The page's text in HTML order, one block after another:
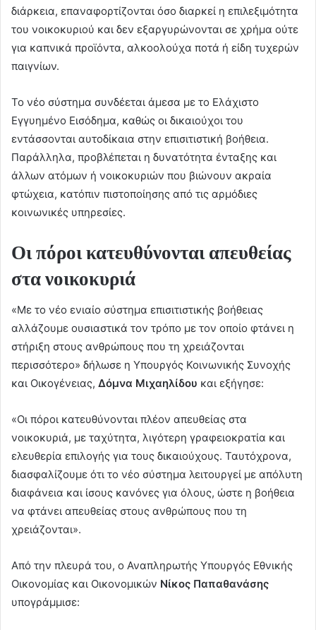
διάρκεια, επαναφορτίζονται όσο διαρκεί η επιλεξιμότητα
του νοικοκυριού και δεν εξαργυρώνονται σε χρήμα ούτε
για καπνικά προϊόντα, αλκοολούχα ποτά ή είδη τυχερών
παιγνίων.
Το νέο σύστημα συνδέεται άμεσα με το Ελάχιστο
Εγγυημένο Εισόδημα, καθώς οι δικαιούχοι του
εντάσσονται αυτοδίκαια στην επισιτιστική βοήθεια.
Παράλληλα, προβλέπεται η δυνατότητα ένταξης και
άλλων ατόμων ή νοικοκυριών που βιώνουν ακραία
φτώχεια, κατόπιν πιστοποίησης από τις αρμόδιες
κοινωνικές υπηρεσίες.
Οι πόροι κατευθύνονται απευθείας
στα νοικοκυριά
«Με το νέο ενιαίο σύστημα επισιτιστικής βοήθειας
αλλάζουμε ουσιαστικά τον τρόπο με τον οποίο φτάνει η
στήριξη στους ανθρώπους που τη χρειάζονται
περισσότερο» δήλωσε η Υπουργός Κοινωνικής Συνοχής
και Οικογένειας, Δόμνα Μιχαηλίδου και εξήγησε:
«Οι πόροι κατευθύνονται πλέον απευθείας στα
νοικοκυριά, με ταχύτητα, λιγότερη γραφειοκρατία και
ελευθερία επιλογής για τους δικαιούχους. Ταυτόχρονα,
διασφαλίζουμε ότι το νέο σύστημα λειτουργεί με απόλυτη
διαφάνεια και ίσους κανόνες για όλους, ώστε η βοήθεια
να φτάνει απευθείας στους ανθρώπους που τη
χρειάζονται».
Από την πλευρά του, ο Αναπληρωτής Υπουργός Εθνικής
Οικονομίας και Οικονομικών Νίκος Παπαθανάσης
υπογράμμισε: